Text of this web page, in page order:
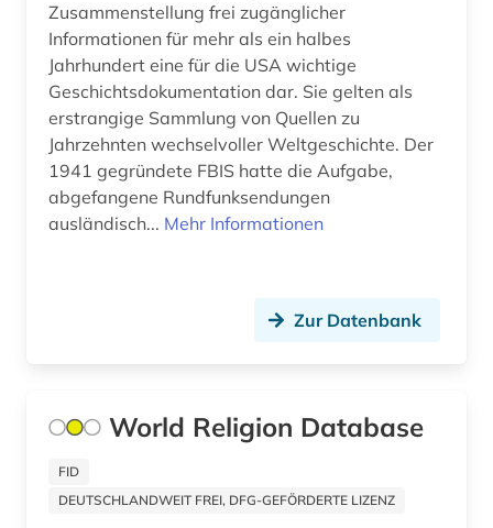
bauunternehmer (1)
bauvorhaben (1)
bauwerk (1)
bauwesen (2)
bayern (27)
beethoven (1)
behinderung (2)
Zusammenstellung frei zugänglicher
Informationen für mehr als ein halbes
Jahrhundert eine für die USA wichtige
Geschichtsdokumentation dar. Sie gelten als
erstrangige Sammlung von Quellen zu
Jahrzehnten wechselvoller Weltgeschichte. Der
1941 gegründete FBIS hatte die Aufgabe,
abgefangene Rundfunksendungen
ausländisch... Mehr Informationen
Zur Datenbank
World Religion Database
FID
DEUTSCHLANDWEIT FREI, DFG-GEFÖRDERTE LIZENZ